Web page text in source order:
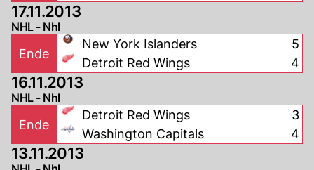
17.11.2013
NHL - Nhl
Ende
New York Islanders
Detroit Red Wings
5
4
16.11.2013
NHL - Nhl
Ende
Detroit Red Wings
Washington Capitals
3
4
13.11.2013